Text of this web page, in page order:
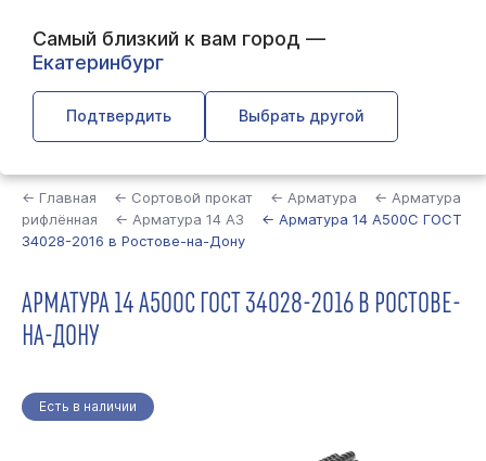
Самый близкий к вам город —
Екатеринбург
Подтвердить Выбрать другой
← Главная ← Сортовой прокат ← Арматура
← Арматура
рифлённая
← Арматура 14 А3
← Арматура 14 А500С ГОСТ
34028-2016 в Ростове-на-Дону
АРМАТУРА 14 А500С ГОСТ 34028-2016 В РОСТОВЕ-
НА-ДОНУ
Есть в наличии